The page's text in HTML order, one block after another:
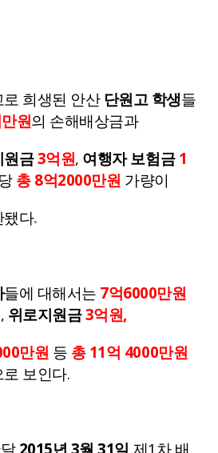
희생된 안산 단원고 학생들
원의 손해배상금과
원금3억원, 여행자 보험금 1
총 8억2000만원 가량이
됐다.
들에 대해서는 7억6000만원
위로지원금3억원,
만원 등 총 11억 4000만원
보인다.
2015년 3월 31일 제1차 배